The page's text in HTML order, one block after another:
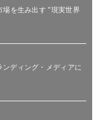
を生み出す "現実世界
ディング・メディアに